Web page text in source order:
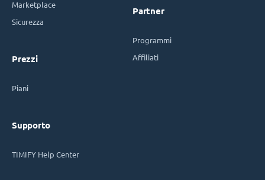
Marketplace
Sicurezza
Prezzi
Piani
Supporto
TIMIFY Help Center
Partner
Programmi
Affiliati